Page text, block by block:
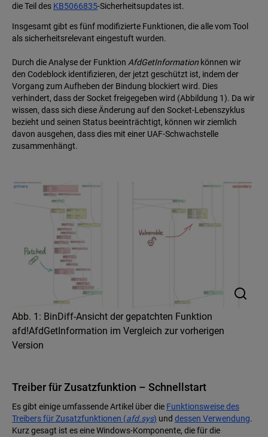
die Teil des KB5066835-Sicherheitsupdates ist.
Insgesamt gibt es fünf modifizierte Funktionen, die alle vom Tool
als sicherheitsrelevant eingestuft wurden.
Durch die Analyse der Funktion AfdGetInformation können wir
den Codeblock identifizieren, der jetzt geschützt ist, indem der
Vorgang zum Aufheben der Bindung blockiert wird. Dies
verhindert, dass der Socket freigegeben wird (Abbildung 1). Da wir
wissen, dass sich diese Änderung auf den Socket-Lebenszyklus
bezieht und seinen Status beeinträchtigt, können wir ziemlich
davon ausgehen, dass dies mit einer UAF-Schwachstelle
zusammenhängt.
Abb. 1: BinDiff-Ansicht der gepatchten Funktion
afd!AfdGetInformation im Vergleich zur vorherigen
Version
Treiber für Zusatzfunktion – Schnellstart
Es gibt einige umfassende Artikel über die Funktionsweise des
Treibers für Zusatzfunktionen (afd.sys) und dessen Verwendung.
Kurz gesagt ist es eine Windows-Komponente, die für die